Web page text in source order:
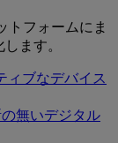
トフォームにま
ます。
ィブなデバイス
無いデジタル